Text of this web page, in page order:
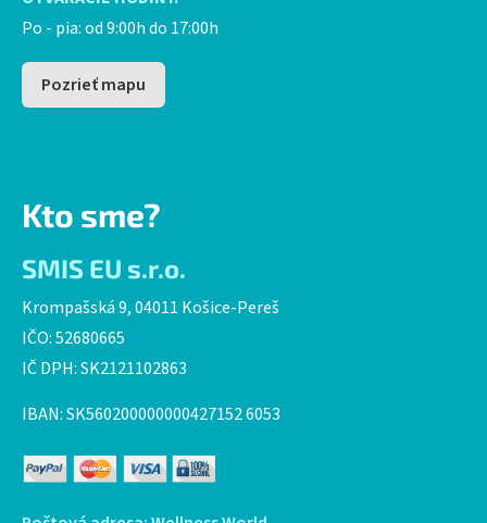
Po - pia: od 9:00h do 17:00h
Pozrieť mapu
Kto sme?
SMIS EU s.r.o.
Krompašská 9, 04011 Košice-Pereš
IČO: 52680665
IČ DPH: SK2121102863
IBAN: SK560200000000427152 6053